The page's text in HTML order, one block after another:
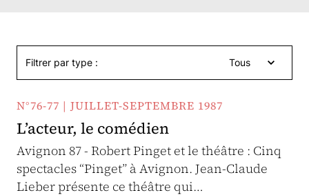
Filtrer par type : Tous
N°76-77 | JUILLET-SEPTEMBRE 1987
L’acteur, le comédien
Avignon 87 - Robert Pinget et le théâtre : Cinq
spectacles “Pinget” à Avignon. Jean-Claude
Lieber présente ce théâtre qui…